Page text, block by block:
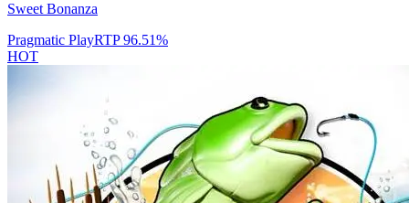
Sweet Bonanza
Pragmatic PlayRTP96.51%
HOT